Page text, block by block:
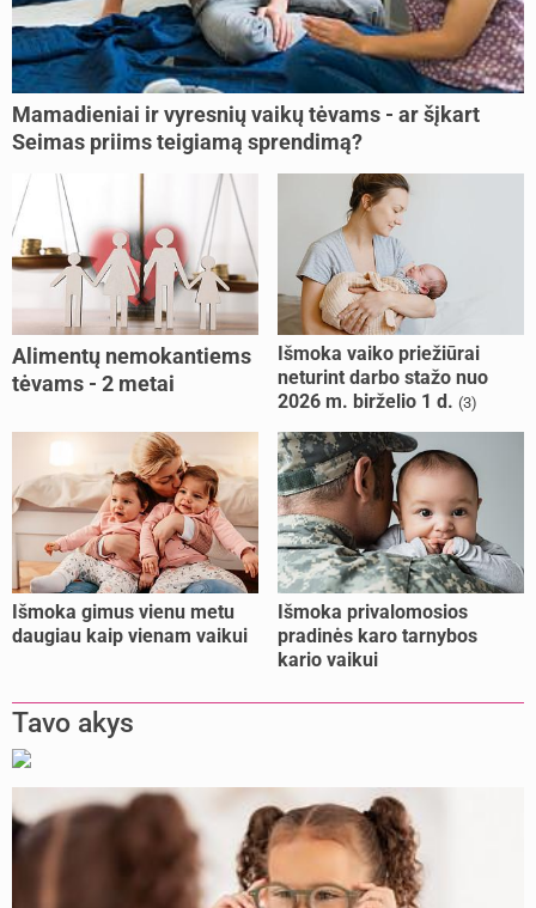
Mamadieniai ir vyresnių vaikų tėvams - ar šįkart
Seimas priims teigiamą sprendimą?
Alimentų nemokantiems
tėvams - 2 metai
Išmoka vaiko priežiūrai
neturint darbo stažo nuo
2026 m. birželio 1 d. (3)
Išmoka gimus vienu metu
daugiau kaip vienam vaikui
Išmoka privalomosios
pradinės karo tarnybos
kario vaikui
Tavo akys